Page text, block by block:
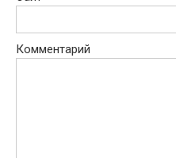
Комментарий